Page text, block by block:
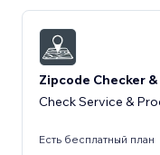
Zipcode Checker
Check Service &
Есть бесплатный план